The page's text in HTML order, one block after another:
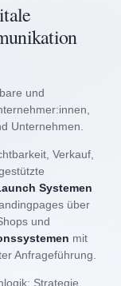
und
Unternehmen.
Verkauf,
Systemen
über
und
mit
Anfrageführung.
Strategie,